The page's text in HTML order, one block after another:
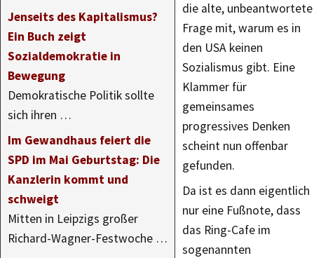
Jenseits des Kapitalismus?
Ein Buch zeigt
Sozialdemokratie in
Bewegung
Demokratische Politik sollte
sich ihren …
Im Gewandhaus feiert die
SPD im Mai Geburtstag: Die
Kanzlerin kommt und
schweigt
Mitten in Leipzigs großer
Richard-Wagner-Festwoche …
die alte, unbeantwortete
Frage mit, warum es in
den USA keinen
Sozialismus gibt. Eine
Klammer für
gemeinsames
progressives Denken
scheint nun offenbar
gefunden.
Da ist es dann eigentlich
nur eine Fußnote, dass
das Ring-Cafe im
sogenannten